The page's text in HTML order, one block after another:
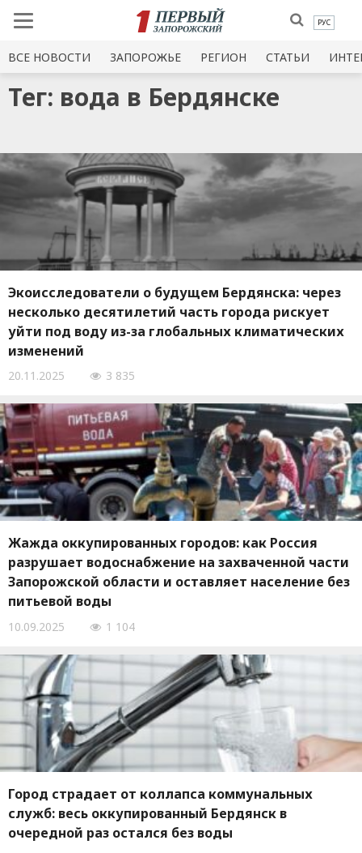
РУС
ВСЕ НОВОСТИ ЗАПОРОЖЬЕ РЕГИОН СТАТЬИ
Тег: вода в Бердянске
Экоисследователи о будущем Бердянска: через
несколько десятилетий часть города рискует
уйти под воду из-за глобальных климатических
изменений
20.11.2025 3 835
Жажда оккупированных городов: как Россия
разрушает водоснабжение на захваченной части
Запорожской области и оставляет население без
питьевой воды
10.09.2025 1 104
Город страдает от коллапса коммунальных
служб: весь оккупированный Бердянск в
очередной раз остался без воды